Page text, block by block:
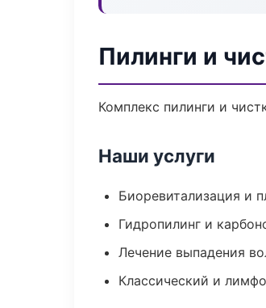
Пилинги и
Комплекс пилинги и
Наши услуги
Биоревитализация и
Гидропилинг и
Лечение выпадения
Классический и